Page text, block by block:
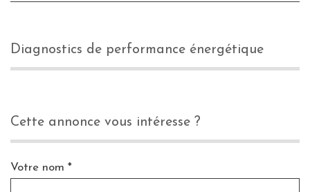
diagnostics de performance énergétique
cette annonce vous intéresse ?
Votre nom *